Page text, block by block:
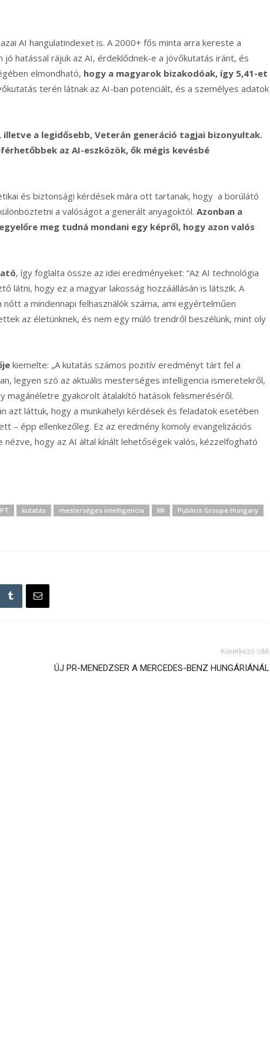
AI hangulatindexet is. A 2000+ fős minta arra kereste a
hatással rájuk az AI, érdeklődnek-e a jövőkutatás iránt, és
elmondható, hogy a magyarok bizakodóak, így 5,41-et
terén látnak az AI-ban potenciált, és a személyes adatok
a legidősebb, Veterán generáció tagjai bizonyultak.
az AI-eszközök, ők mégis kevésbé
és biztonsági kérdések mára ott tartanak, hogy a borúlátó
a valóságot a generált anyagoktól. Azonban a
meg tudná mondani egy képről, hogy azon valós
, így foglalta össze az idei eredményeket: “Az AI technológia
látni, hogy ez a magyar lakosság hozzáállásán is látszik. A
a mindennapi felhasználók száma, ami egyértelműen
az életünknek, és nem egy múló trendről beszélünk, mint oly
kiemelte: „A kutatás számos pozitív eredményt tárt fel a
legyen szó az aktuális mesterséges intelligencia ismeretekről,
magánéletre gyakorolt átalakító hatások felismeréséről.
azt láttuk, hogy a munkahelyi kérdések és feladatok esetében
– épp ellenkezőleg. Ez az eredmény komoly evangelizációs
hogy az AI által kínált lehetőségek valós, kézzelfogható
kutatás mesterséges intelligencia MI
Publicis Groupe Hungary
Következő cikk
ÚJ PR-MENEDZSER A MERCEDES-BENZ HUNGÁRIÁNÁL